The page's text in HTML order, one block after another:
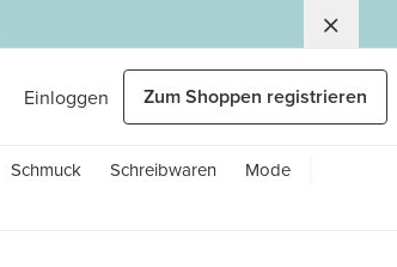
Einloggen Zum Shoppen registrieren
Schmuck Schreibwaren
Mode